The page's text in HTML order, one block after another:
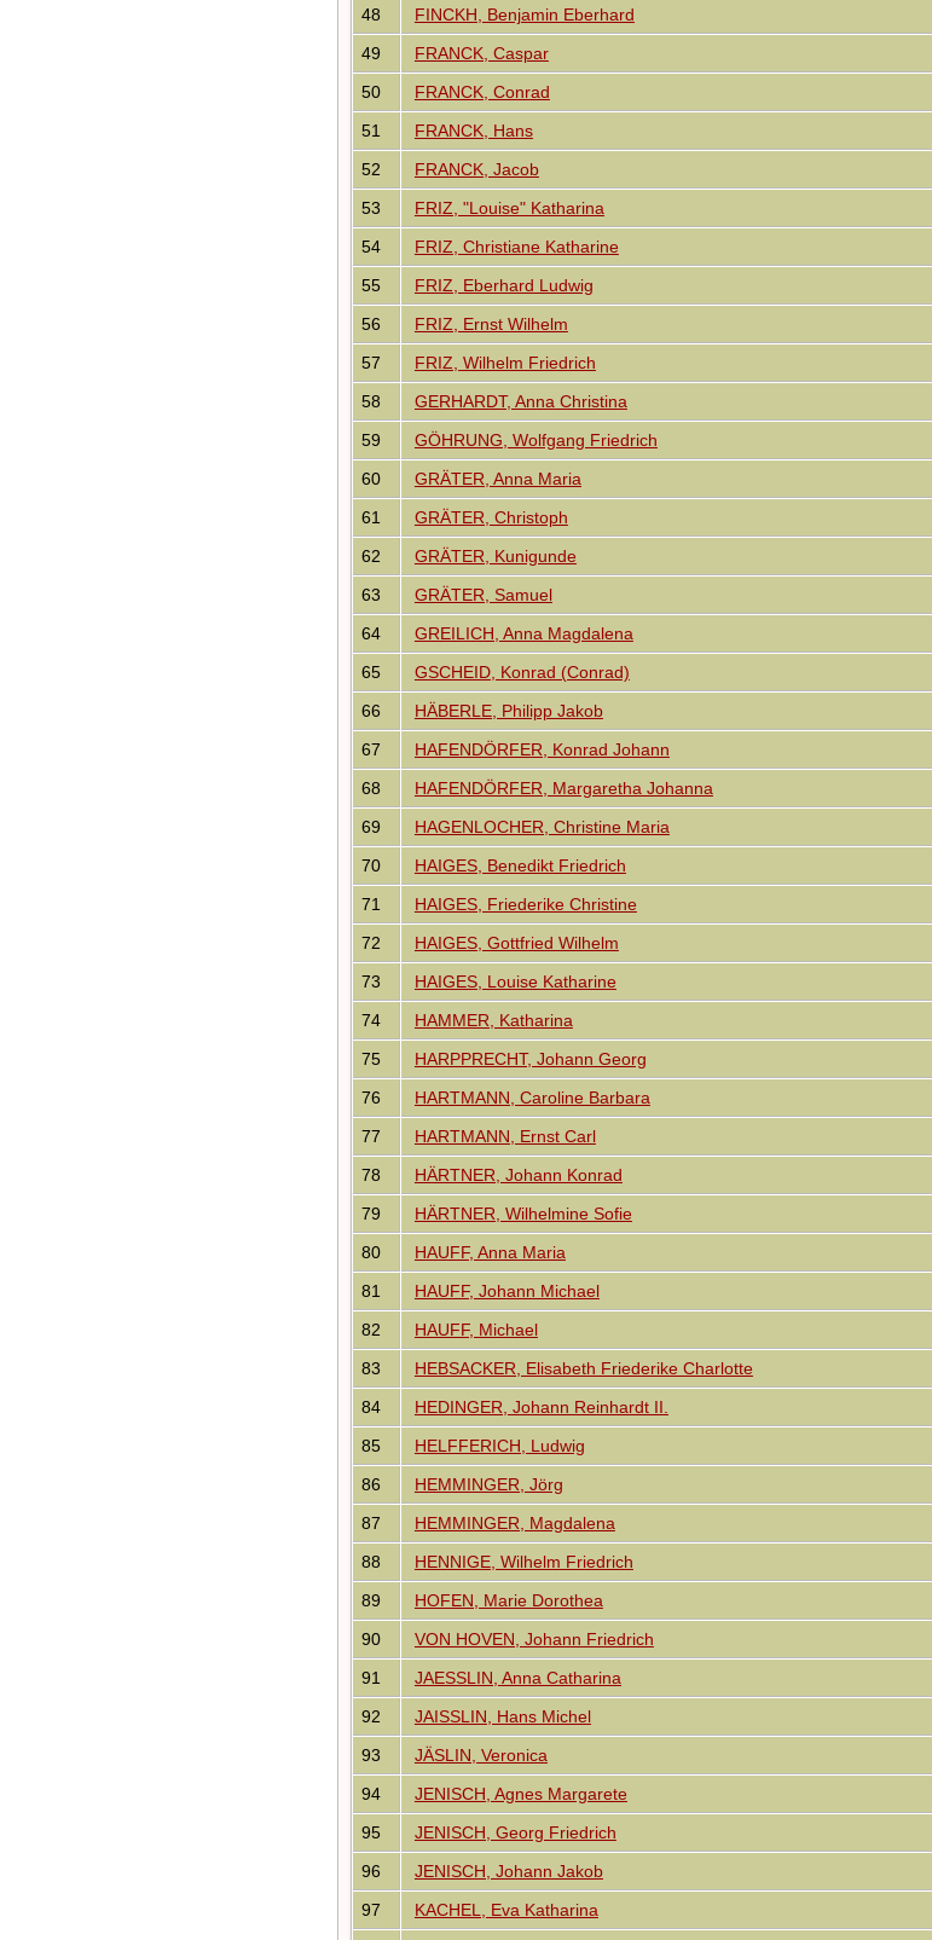
48
FINCKH, Benjamin Eberhard
49
FRANCK, Caspar
50
FRANCK, Conrad
51
FRANCK, Hans
52
FRANCK, Jacob
53
FRIZ, "Louise" Katharina
54
FRIZ, Christiane Katharine
55
FRIZ, Eberhard Ludwig
56
FRIZ, Ernst Wilhelm
57
FRIZ, Wilhelm Friedrich
58
GERHARDT, Anna Christina
59
GÖHRUNG, Wolfgang Friedrich
60
GRÄTER, Anna Maria
61
GRÄTER, Christoph
62
GRÄTER, Kunigunde
63
GRÄTER, Samuel
64
GREILICH, Anna Magdalena
65
GSCHEID, Konrad (Conrad)
66
HÄBERLE, Philipp Jakob
67
HAFENDÖRFER, Konrad Johann
68
HAFENDÖRFER, Margaretha Johanna
69
HAGENLOCHER, Christine Maria
70
HAIGES, Benedikt Friedrich
71
HAIGES, Friederike Christine
72
HAIGES, Gottfried Wilhelm
73
HAIGES, Louise Katharine
74
HAMMER, Katharina
75
HARPPRECHT, Johann Georg
76
HARTMANN, Caroline Barbara
77
HARTMANN, Ernst Carl
78
HÄRTNER, Johann Konrad
79
HÄRTNER, Wilhelmine Sofie
80
HAUFF, Anna Maria
81
HAUFF, Johann Michael
82
HAUFF, Michael
83
HEBSACKER, Elisabeth Friederike Charlotte
84
HEDINGER, Johann Reinhardt II.
85
HELFFERICH, Ludwig
86
HEMMINGER, Jörg
87
HEMMINGER, Magdalena
88
HENNIGE, Wilhelm Friedrich
89
HOFEN, Marie Dorothea
90
VON HOVEN, Johann Friedrich
91
JAESSLIN, Anna Catharina
92
JAISSLIN, Hans Michel
93
JÄSLIN, Veronica
94
JENISCH, Agnes Margarete
95
JENISCH, Georg Friedrich
96
JENISCH, Johann Jakob
97
KACHEL, Eva Katharina